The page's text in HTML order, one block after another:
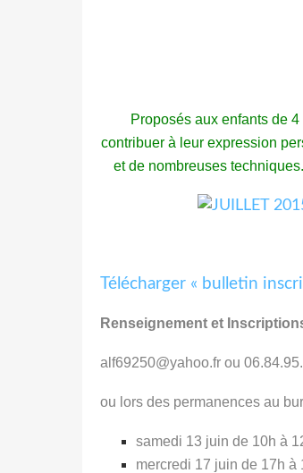
Proposés aux enfants de
contribuer à leur expression
et de nombreuses
Télécharger « bulletin
Renseignement et
alf69250@yahoo.fr ou
ou lors des permanences au
samedi 13 juin de 10h à
mercredi 17 juin de 17h à